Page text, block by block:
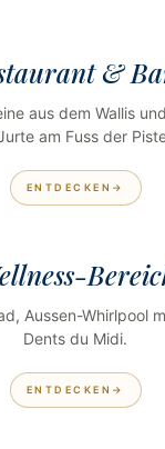
&
aus dem Wallis
am Fuss der
ENTDECKEN
Aussen-Whirlpool
Dents du Midi.
ENTDECKEN